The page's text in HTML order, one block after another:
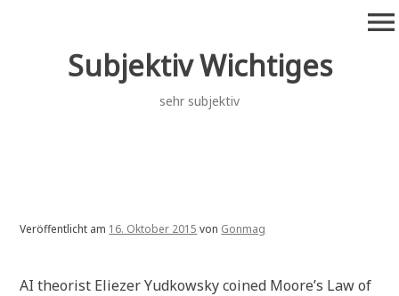
Subjektiv Wichtiges
sehr subjektiv
menu
Veröffentlicht am 16. Oktober 2015 von Gonmag
AI theorist Eliezer Yudkowsky coined Moore’s Law of